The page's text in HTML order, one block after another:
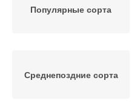
Популярные сорта
Среднепоздние сорта